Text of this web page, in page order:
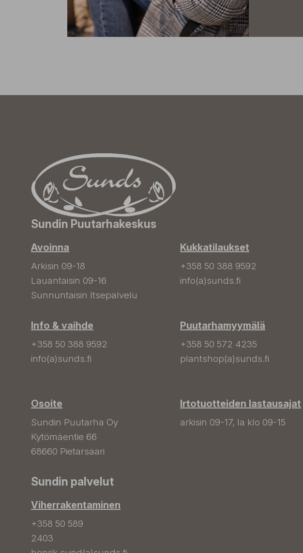
Sundin Puutarhakeskus
Avoinna
Arkisin 09-18
Lauantaisin 09-16
Sunnuntaisin Itsepalvelu
Info & vaihde
+358 50 388 9592
info(a)sunds.fi
Osoite
Sundin Puutarha Oy
Kytömäentie 66
68660 Pietarsaari
Kukkatilaukset
+358 50 388 9592
info(a)sunds.fi
Puutarhamyymälä
+358 50 572 4235
plantshop(a)sunds.fi
Irtotuotteiden lastausajat
arkisin 09-17, la klo 09-15
Sundin palvelut
Viherrakentaminen
+358 50 589
2403